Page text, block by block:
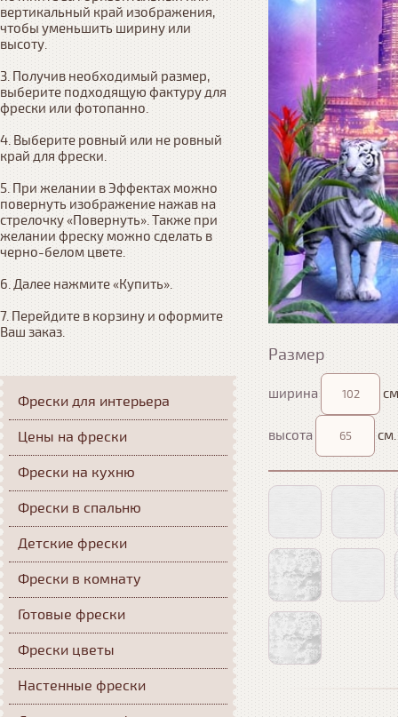
Размер
ширина
высота см.
вертикальный край изображения,
чтобы уменьшить ширину или
высоту.
3. Получив необходимый размер,
выберите подходящую фактуру для
фрески или фотопанно.
4. Выберите ровный или не ровный
край для фрески.
5. При желании в Эффектах можно
повернуть изображение нажав на
стрелочку «Повернуть». Также при
желании фреску можно сделать в
черно-белом цвете.
6. Далее нажмите «Купить».
7. Перейдите в корзину и оформите
Ваш заказ.
Фрески для интерьера
Цены на фрески
Фрески на кухню
Фрески в спальню
Детские фрески
Фрески в комнату
Готовые фрески
Фрески цветы
Настенные фрески